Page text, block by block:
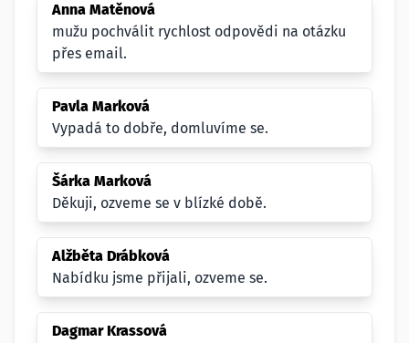
Anna Matěnová
mužu pochválit rychlost odpovědi na otázku
přes email.
Pavla Marková
Vypadá to dobře, domluvíme se.
Šárka Marková
Děkuji, ozveme se v blízké době.
Alžběta Drábková
Nabídku jsme přijali, ozveme se.
Dagmar Krassová